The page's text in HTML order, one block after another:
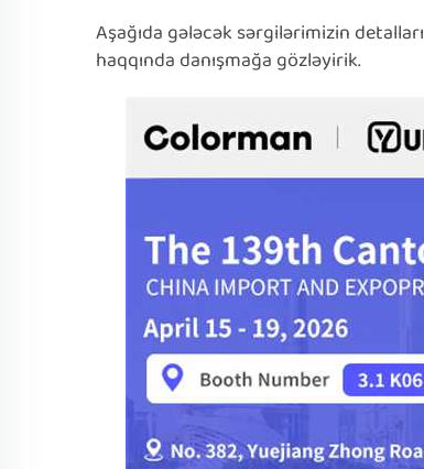
Aşağıda gələcək sərgilərimizin
haqqında danışmağa gözləyirik.